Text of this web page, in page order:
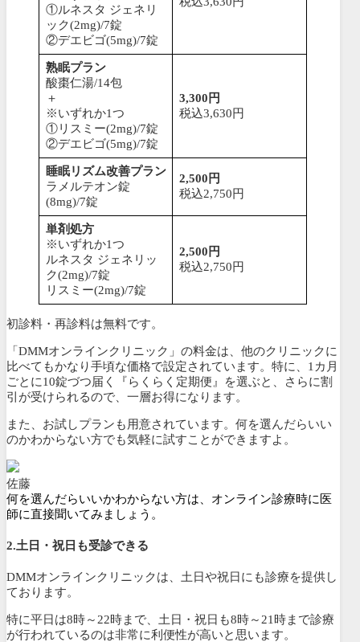
①ルネスタ ジェネリ
ック(2mg)/7錠
②デエビゴ(5mg)/7錠
熟眠プラン
酸棗仁湯/14包
＋
※いずれか1つ
①リスミー(2mg)/7錠
②デエビゴ(5mg)/7錠
3,300円
税込3,630円
睡眠リズム改善プラン
ラメルテオン錠
(8mg)/7錠
2,500円
税込2,750円
単剤処方
※いずれか1つ
ルネスタ ジェネリッ
ク(2mg)/7錠
リスミー(2mg)/7錠
2,500円
税込2,750円
初診料・再診料は無料です。
「DMMオンラインクリニック」の料金は、他のクリニックに
比べてもかなり手頃な価格で設定されています。特に、1カ月
ごとに10錠づつ届く
『らくらく定期便』を選ぶと、さらに割
引が受けられるので、一層お得になります。
また、 お試しプランも用意されています。 何を選んだらいい
のかわからない方でも気軽に試すことができますよ。
佐藤
何を選んだらいいかわからない方は、オンライン診療時に医
師に直接聞いてみましょう。
2.土日・祝日も受診できる
DMMオンラインクリニックは、土日や祝日にも診療を提供し
ております。
特に平日は8時～22時まで、土日・祝日も8時～21時まで診療
が行われているのは非常に利便性が高いと思います。